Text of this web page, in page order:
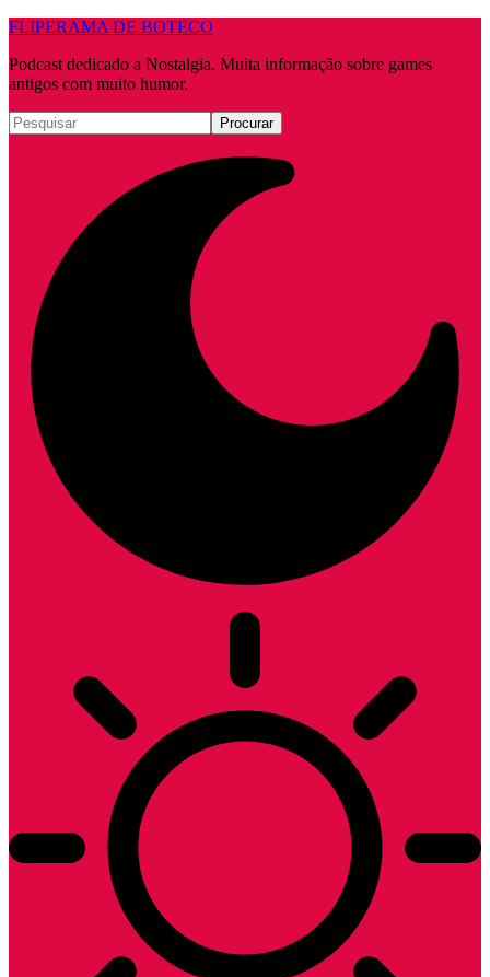
FLIPERAMA DE BOTECO
Podcast dedicado a Nostalgia. Muita informação sobre games
antigos com muito humor.